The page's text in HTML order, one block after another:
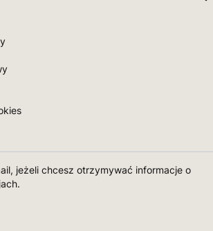
jeżeli chcesz otrzymywać informacje o